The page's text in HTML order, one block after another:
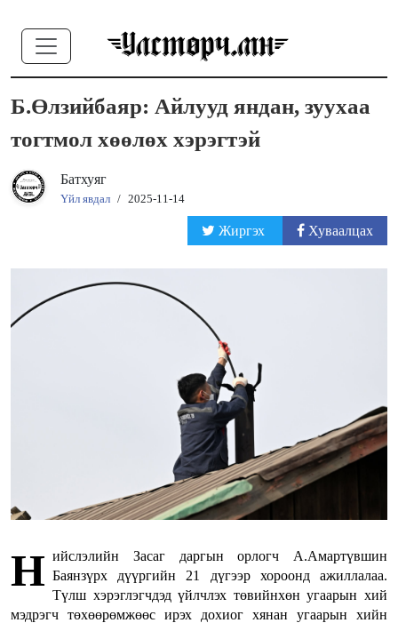
Б.Өлзийбаяр: Айлууд яндан, зуухаа
тогтмол хөөлөх хэрэгтэй
Батхуяг
Үйл явдал / 2025-11-14
Жиргэх Хуваалцах
Н ийслэлийн Засаг даргын орлогч А.Амартүвшин
Баянзүрх дүүргийн 21 дүгээр хороонд ажиллалаа.
Түлш хэрэглэгчдэд үйлчлэх төвийнхөн угаарын хий
мэдрэгч төхөөрөмжөөс ирэх дохиог хянан угаарын хийн